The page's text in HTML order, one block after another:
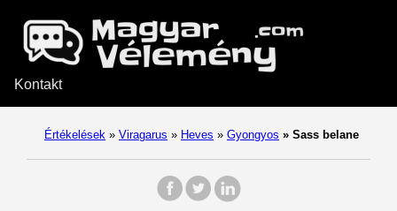
Kontakt
Értékelések » Viragarus » Heves » Gyongyos » Sass belane